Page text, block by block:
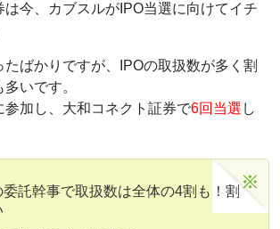
は今、カブスルがIPO当選に向けてイチ
ばかりですが、IPOの取扱数が多く割
いです。
参加し、大和コネクト証券で6回当選 し
託幹事で取扱数は全体の4割も！割